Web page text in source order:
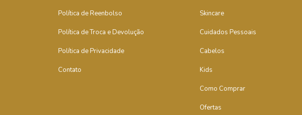
Política de Reenbolso
Política de Troca e Devolução
Política de Privacidade
Contato
Skincare
Cuidados Pessoais
Cabelos
Kids
Como Comprar
Ofertas